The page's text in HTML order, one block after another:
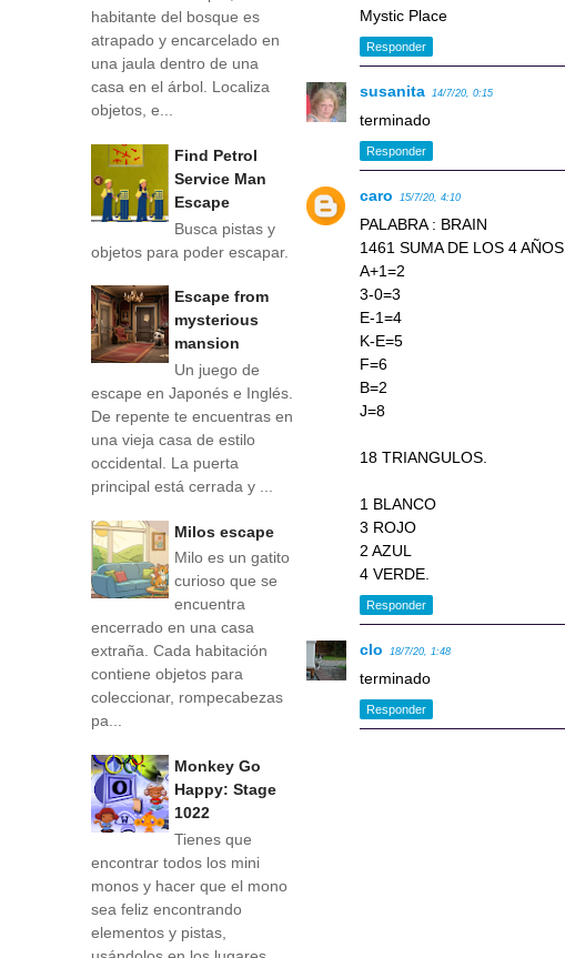
Mystic Place
Responder
susanita 14/7/20, 0:15
terminado
Responder
caro 15/7/20, 4:10
PALABRA : BRAIN
1461 SUMA DE LOS 4 AÑOS.
A+1=2
3-0=3
E-1=4
K-E=5
F=6
B=2
J=8
18 TRIANGULOS.
1 BLANCO
3 ROJO
2 AZUL
4 VERDE.
Responder
clo 18/7/20, 1:48
terminado
Responder
habitante del bosque es
atrapado y encarcelado en
una jaula dentro de una
casa en el árbol. Localiza
objetos, e...
Find Petrol
Service Man
Escape
Busca pistas y
objetos para poder escapar.
Escape from
mysterious
mansion
Un juego de
escape en Japonés e Inglés.
De repente te encuentras en
una vieja casa de estilo
occidental. La puerta
principal está cerrada y ...
Milos escape
Milo es un gatito
curioso que se
encuentra
encerrado en una casa
extraña. Cada habitación
contiene objetos para
coleccionar, rompecabezas
pa...
Monkey Go
Happy: Stage
1022
Tienes que
encontrar todos los mini
monos y hacer que el mono
sea feliz encontrando
elementos y pistas,